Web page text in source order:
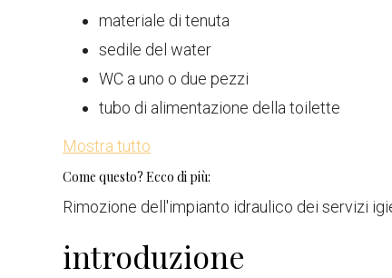
materiale di tenuta
sedile del water
WC a uno o due pezzi
tubo di alimentazione della toilette
Mostra tutto
Come questo? Ecco di più:
Rimozione dell'impianto idraulico dei servizi
introduzione